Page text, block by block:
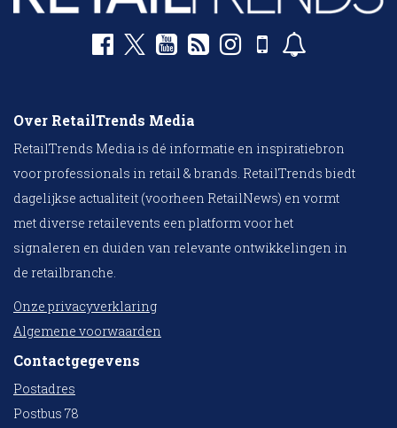
Over RetailTrends Media
RetailTrends Media is dé informatie en inspiratiebron
voor professionals in retail & brands. RetailTrends biedt
dagelijkse actualiteit (voorheen RetailNews) en vormt
met diverse retailevents een platform voor het
signaleren en duiden van relevante ontwikkelingen in
de retailbranche.
Onze privacyverklaring
Algemene voorwaarden
Contactgegevens
Postadres
Postbus 78